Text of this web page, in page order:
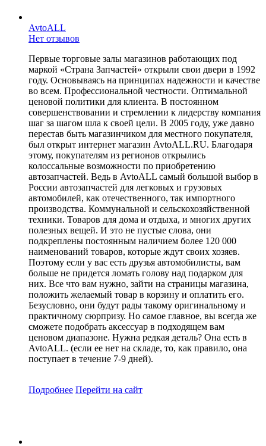
AvtoALL
Нет отзывов
Первые торговые залы магазинов работающих под
маркой «Страна Запчастей» открыли свои двери в 1992
году. Основываясь на принципах надежности и качестве
во всем. Профессиональной честности. Оптимальной
ценовой политики для клиента. В постоянном
совершенствовании и стремлении к лидерству компания
шаг за шагом шла к своей цели. В 2005 году, уже давно
перестав быть магазинчиком для местного покупателя,
был открыт интернет магазин AvtoALL.RU. Благодаря
этому, покупателям из регионов открылись
колоссальные возможности по приобретению
автозапчастей. Ведь в AvtoALL самый большой выбор в
России автозапчастей для легковых и грузовых
автомобилей, как отечественного, так импортного
производства. Коммунальной и сельскохозяйственной
техники. Товаров для дома и отдыха, и многих других
полезных вещей. И это не пустые слова, они
подкреплены постоянным наличием более 120 000
наименований товаров, которые ждут своих хозяев.
Поэтому если у вас есть друзья автомобилисты, вам
больше не придется ломать голову над подарком для
них. Все что вам нужно, зайти на страницы магазина,
положить желаемый товар в корзину и оплатить его.
Безусловно, они будут рады такому оригинальному и
практичному сюрпризу. Но самое главное, вы всегда же
сможете подобрать аксессуар в подходящем вам
ценовом диапазоне. Нужна редкая деталь? Она есть в
AvtoALL. (если ее нет на складе, то, как правило, она
поступает в течение 7-9 дней).
Подробнее Перейти на сайт